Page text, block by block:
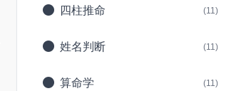
四柱推命 (11)
姓名判断 (11)
算命学 (11)